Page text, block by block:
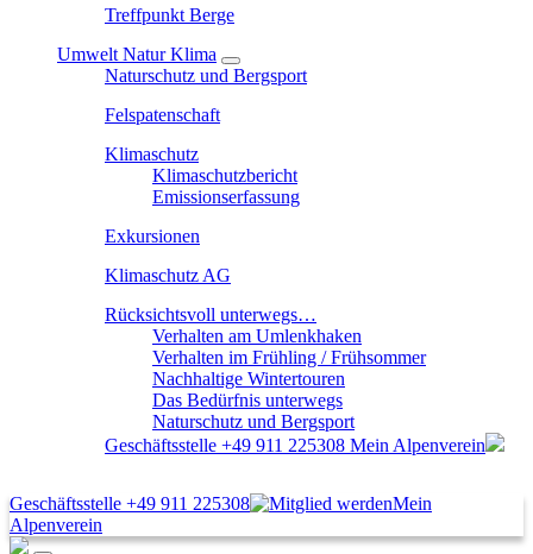
Treffpunkt Berge
Umwelt Natur Klima
Naturschutz und Bergsport
Felspatenschaft
Klimaschutz
Klimaschutzbericht
Emissionserfassung
Exkursionen
Klimaschutz AG
Rücksichtsvoll unterwegs…
Verhalten am Umlenkhaken
Verhalten im Frühling / Frühsommer
Nachhaltige Wintertouren
Das Bedürfnis unterwegs
Naturschutz und Bergsport
Geschäftsstelle +49 911 225308 Mein Alpenverein
Geschäftsstelle +49 911 225308
Mein
Alpenverein